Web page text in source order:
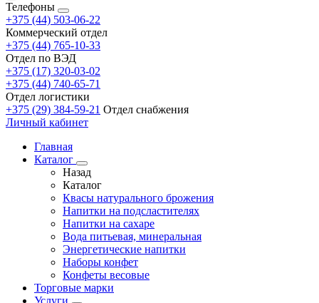
Телефоны
+375 (44) 503-06-22
Коммерческий отдел
+375 (44) 765-10-33
Отдел по ВЭД
+375 (17) 320-03-02
+375 (44) 740-65-71
Отдел логистики
+375 (29) 384-59-21 Отдел снабжения
Личный кабинет
Главная
Каталог
Назад
Каталог
Квасы натурального брожения
Напитки на подсластителях
Напитки на сахаре
Вода питьевая, минеральная
Энергетические напитки
Наборы конфет
Конфеты весовые
Торговые марки
Услуги